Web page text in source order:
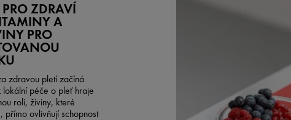
ZDRAVÍ
A
PRO
zdravou pletí začíná
lokální péče o pleť hraje
roli, živiny, které
přímo ovlivňují schopnost